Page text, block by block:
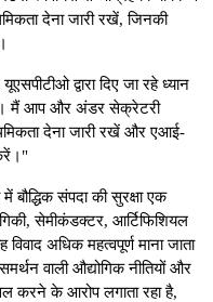
देना जारी रखें, जिनकी
द्वारा दिए जा रहे ध्यान
मैं आप और अंडर सेक्रेटरी
देना जारी रखें और एआई-
बौद्धिक संपदा की सुरक्षा एक
सेमीकंडक्टर, आर्टिफिशियल
अधिक महत्वपूर्ण माना जाता
वाली औद्योगिक नीतियों और
करने के आरोप लगाता रहा है,